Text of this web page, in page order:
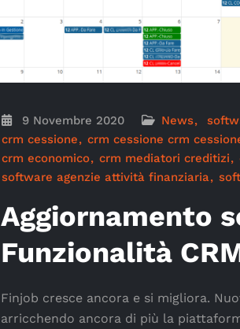
9 Novembre 2020 News
crm cessione
crm cessione crm
crm economico
crm mediatori creditizi
software agenzie attività finanziaria
Aggiornamento
Funzionalità
Finjob cresce ancora e si migliora.
arricchendo ancora di più la